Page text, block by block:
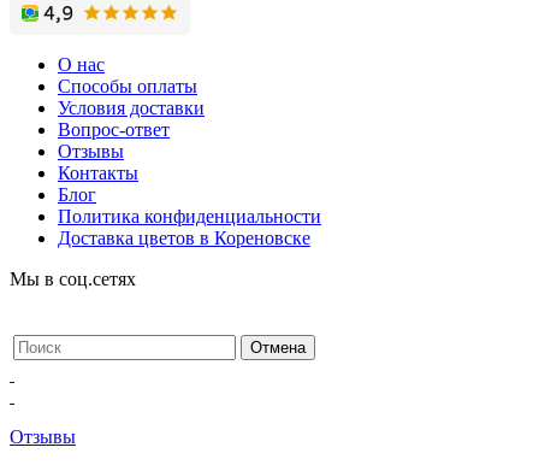
О нас
Способы оплаты
Условия доставки
Вопрос-ответ
Отзывы
Контакты
Блог
Политика конфиденциальности
Доставка цветов в Кореновске
Мы в соц.сетях
Отзывы